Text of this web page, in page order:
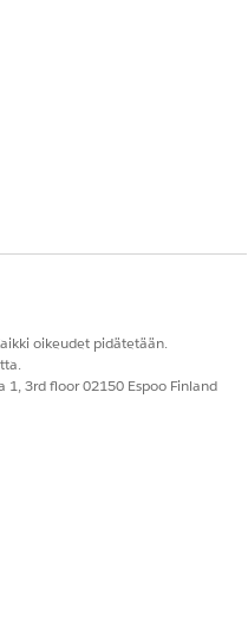
oikeudet pidätetään.
1, 3rd floor 02150 Espoo Finland